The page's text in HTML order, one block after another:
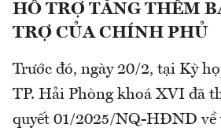
HỖ TRỢ TĂNG THÊM
TRỢ CỦA CHÍNH PHỦ
Trước đó, ngày 20/2, tại Kỳ
TP. Hải Phòng khoá XVI đã
quyết 01/2025/NQ-HĐND về